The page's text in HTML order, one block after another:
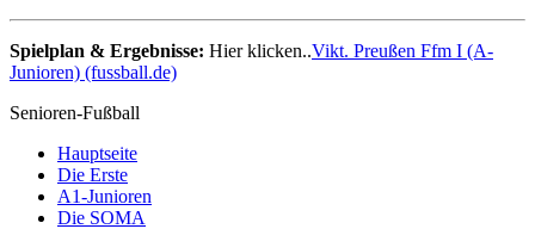
Spielplan & Ergebnisse: Hier klicken..Vikt. Preußen Ffm I (A-
Junioren) (fussball.de)
Senioren-Fußball
Hauptseite
Die Erste
A1-Junioren
Die SOMA